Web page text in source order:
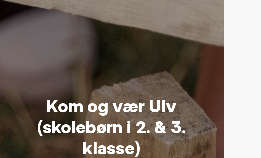
Kom og vær Ulv
(skolebørn i 2. & 3.
klasse)